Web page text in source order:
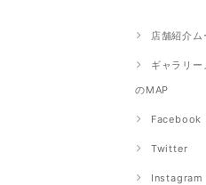
店舗紹介ム
ギャラリ
のMAP
Facebook
Twitter
Instagram